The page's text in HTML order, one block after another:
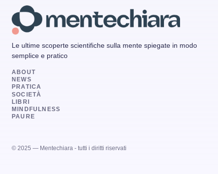
Le ultime scoperte scientifiche sulla mente spiegate in modo
semplice e pratico
ABOUT
NEWS
PRATICA
SOCIETÀ
LIBRI
MINDFULNESS
PAURE
© 2025 — Mentechiara - tutti i diritti riservati